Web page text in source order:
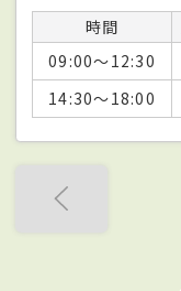
時間
09:00～12:30
14:30～18:00